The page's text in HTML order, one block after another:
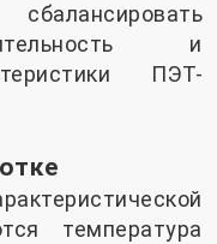
и
ПЭТ-
температура